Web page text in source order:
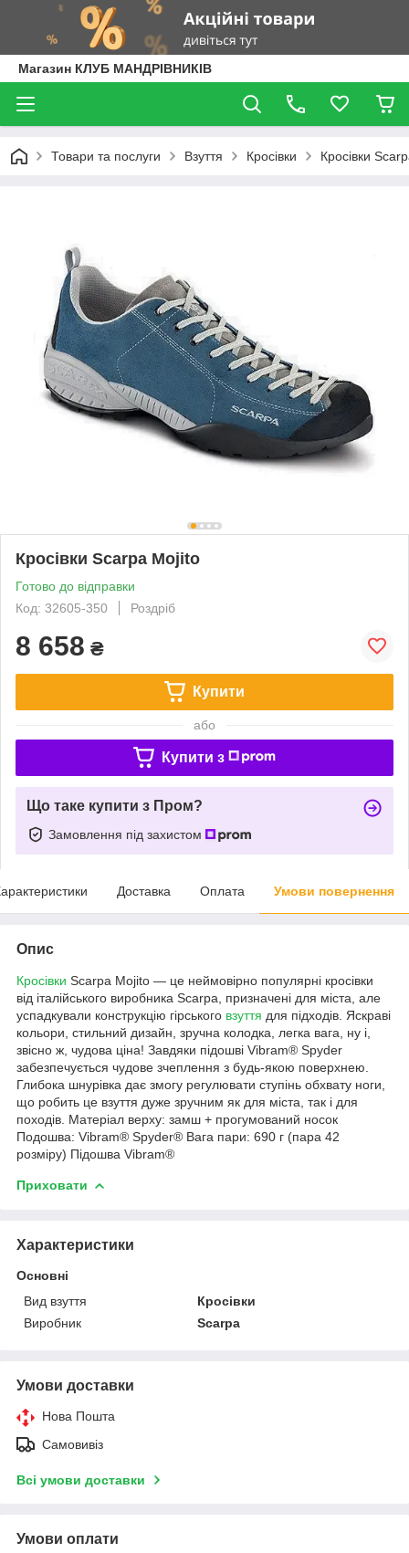
Магазин КЛУБ МАНДРІВНИКІВ
Товари та послуги Взуття Кросівки Кросівки
Кросівки Scarpa Mojito
Готово до відправки
Код: 32605-350
Роздріб
8 658 ₴
Купити
або
Купити з
Що таке купити з Пром?
Замовлення під захистом
Доставка Оплата Умови повернення
Опис
Кросівки Scarpa Mojito — це неймовірно популярні кросівки
від італійського виробника Scarpa, призначені для міста, але
успадкували конструкцію гірського взуття для підходів. Яскраві
кольори, стильний дизайн, зручна колодка, легка вага, ну і,
звісно ж, чудова ціна! Завдяки підошві Vibram® Spyder
забезпечується чудове зчеплення з будь-якою поверхнею.
Глибока шнурівка дає змогу регулювати ступінь обхвату ноги,
що робить це взуття дуже зручним як для міста, так і для
походів. Матеріал верху: замш + прогумований носок
Подошва: Vibram® Spyder® Вага пари: 690 г (пара 42
розміру) Підошва Vibram®
Приховати
Характеристики
Основні
Вид взуття
Кросівки
Виробник
Scarpa
Умови доставки
Нова Пошта
Самовивіз
Всі умови доставки
Умови оплати